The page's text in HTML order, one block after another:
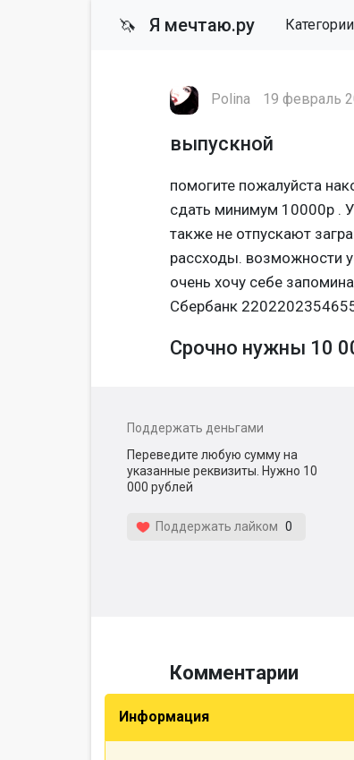
🦄 Я мечтаю.ру Категории
Polina 19 февраль
выпускной
помогите пожалуйста
сдать минимум 10000р .
также не отпускают
рассходы. возможности
очень хочу себе
Сбербанк
Срочно нужны 10
Поддержать деньгами
Переведите любую сумму на
указанные реквизиты. Нужно 10
000 рублей
Поддержать лайком 0
Комментарии
Информация